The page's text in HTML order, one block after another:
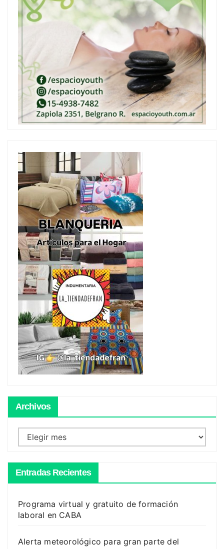
Archivos
Archivos
Entradas Recientes
Programa virtual y gratuito de formación
laboral en CABA
Alerta meteorológico para gran parte del